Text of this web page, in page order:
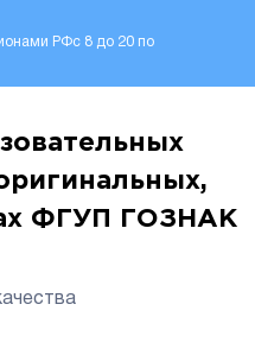
РФс 8 до 20 по
ФГУП ГОЗНАК